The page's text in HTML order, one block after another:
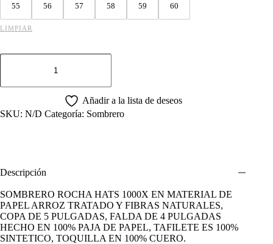
55 56 57 58 59 60
LIMPIAR
SOMBRERO
1000X
NATURAL
cantidad
Añadir a la lista de deseos
SKU: N/D Categoría: Sombrero
Descripción
SOMBRERO ROCHA HATS 1000X EN MATERIAL DE
PAPEL ARROZ TRATADO Y FIBRAS NATURALES,
COPA DE 5 PULGADAS, FALDA DE 4 PULGADAS
HECHO EN 100% PAJA DE PAPEL, TAFILETE ES 100%
SINTETICO, TOQUILLA EN 100% CUERO.